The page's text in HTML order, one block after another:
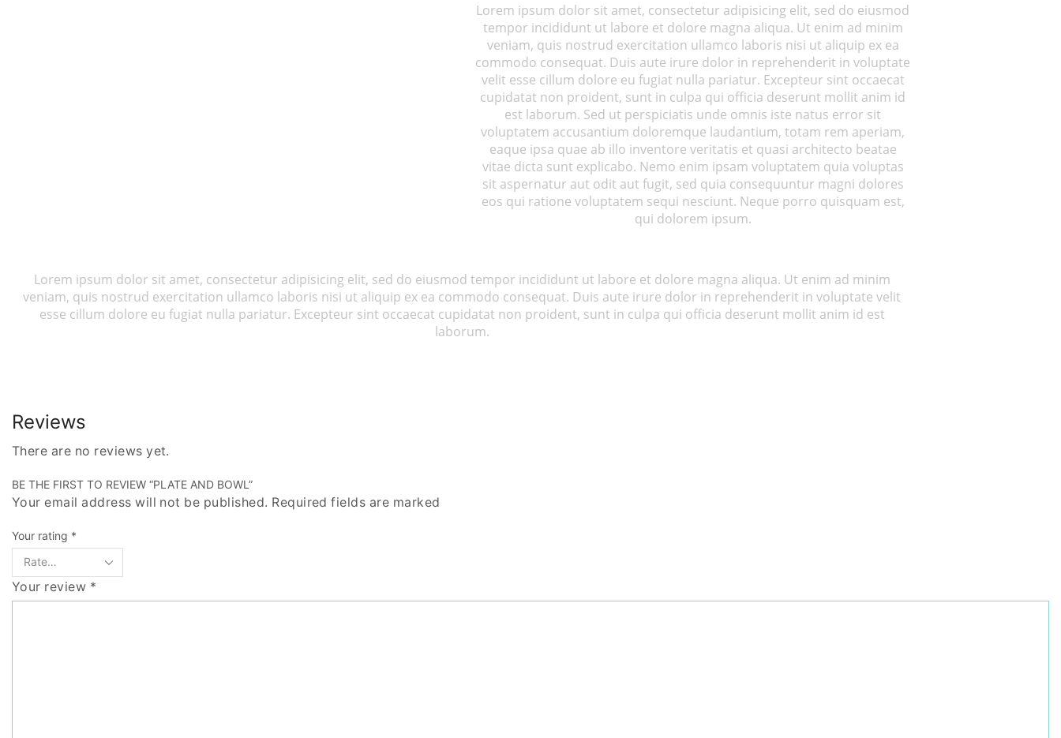
Lorem ipsum dolor sit amet, consectetur adipisicing elit, sed do eiusmod
tempor incididunt ut labore et dolore magna aliqua. Ut enim ad minim
veniam, quis nostrud exercitation ullamco laboris nisi ut aliquip ex ea
commodo consequat. Duis aute irure dolor in reprehenderit in voluptate
velit esse cillum dolore eu fugiat nulla pariatur. Excepteur sint occaecat
cupidatat non proident, sunt in culpa qui officia deserunt mollit anim id
est laborum. Sed ut perspiciatis unde omnis iste natus error sit
voluptatem accusantium doloremque laudantium, totam rem aperiam,
eaque ipsa quae ab illo inventore veritatis et quasi architecto beatae
vitae dicta sunt explicabo. Nemo enim ipsam voluptatem quia voluptas
sit aspernatur aut odit aut fugit, sed quia consequuntur magni dolores
eos qui ratione voluptatem sequi nesciunt. Neque porro quisquam est,
qui dolorem ipsum.
Lorem ipsum dolor sit amet, consectetur adipisicing elit, sed do eiusmod tempor incididunt ut labore et dolore magna aliqua. Ut enim ad minim
veniam, quis nostrud exercitation ullamco laboris nisi ut aliquip ex ea commodo consequat. Duis aute irure dolor in reprehenderit in voluptate velit
esse cillum dolore eu fugiat nulla pariatur. Excepteur sint occaecat cupidatat non proident, sunt in culpa qui officia deserunt mollit anim id est
laborum.
Reviews
There are no reviews yet.
BE THE FIRST TO REVIEW “PLATE AND BOWL”
Your email address will not be published. Required fields are marked
Your rating *
Your review *